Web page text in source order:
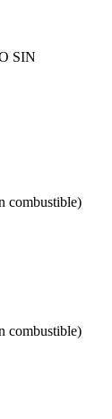
SIN
combustible)
combustible)